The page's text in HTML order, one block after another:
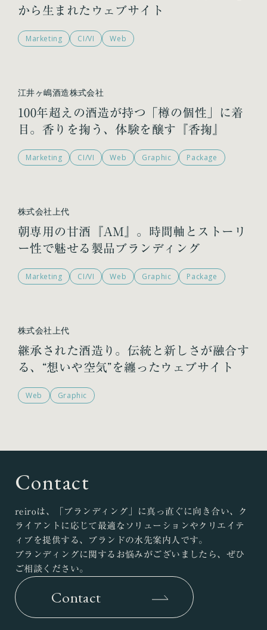
から生まれたウェブサイト
Marketing CI/VI Web
江井ヶ嶋酒造株式会社
100年超えの酒造が持つ「樽の個性」に着
目。香りを掬う、体験を醸す『香掬』
Marketing CI/VI Web Graphic Package
株式会社上代
朝専用の甘酒『AM』。時間軸とストーリ
ー性で魅せる製品ブランディング
Marketing CI/VI Web Graphic Package
株式会社上代
継承された酒造り。伝統と新しさが融合す
る、“想いや空気”を纏ったウェブサイト
Web Graphic
Contact
reiroは、「ブランディング」に真っ直ぐに向き合い、ク
ライアントに応じて最適なソリューションやクリエイテ
ィブを提供する、ブランドの水先案内人です。
ブランディングに関するお悩みがございましたら、ぜひ
ご相談ください。
Contact